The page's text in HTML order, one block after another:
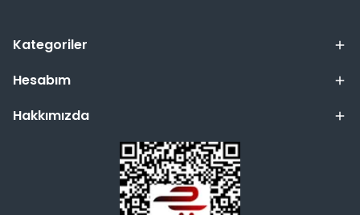
Kategoriler
Hesabım
Hakkımızda